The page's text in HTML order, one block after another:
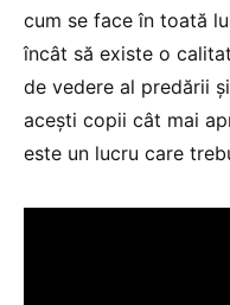
cum se face în toată
încât să existe o
de vedere al predării
acești copii cât mai
este un lucru care